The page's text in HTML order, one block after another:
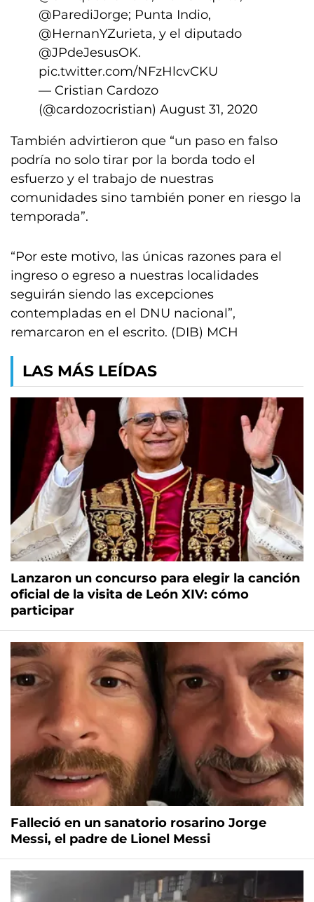
@ParediJorge; Punta Indio,
@HernanYZurieta, y el diputado
@JPdeJesusOK.
pic.twitter.com/NFzHlcvCKU
— Cristian Cardozo
(@cardozocristian) August 31, 2020
También advirtieron que “un paso en falso
podría no solo tirar por la borda todo el
esfuerzo y el trabajo de nuestras
comunidades sino también poner en riesgo la
temporada”.
“Por este motivo, las únicas razones para el
ingreso o egreso a nuestras localidades
seguirán siendo las excepciones
contempladas en el DNU nacional”,
remarcaron en el escrito. (DIB) MCH
LAS MÁS LEÍDAS
Lanzaron un concurso para elegir la canción
oficial de la visita de León XIV: cómo
participar
Falleció en un sanatorio rosarino Jorge
Messi, el padre de Lionel Messi